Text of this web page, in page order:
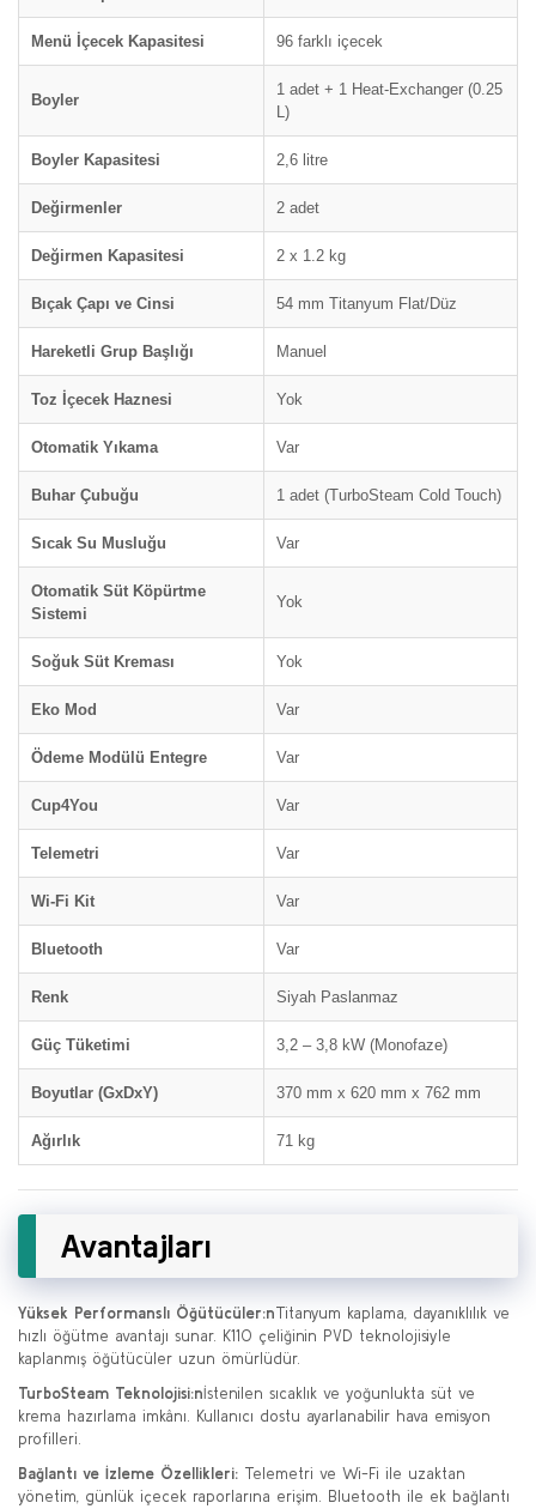
Menü İçecek Kapasitesi 96 farklı içecek
Boyler
1 adet + 1 Heat-Exchanger (0.25
L)
Boyler Kapasitesi 2,6 litre
Değirmenler 2 adet
Değirmen Kapasitesi 2 x 1.2 kg
Bıçak Çapı ve Cinsi 54 mm Titanyum Flat/Düz
Hareketli Grup Başlığı Manuel
Toz İçecek Haznesi Yok
Otomatik Yıkama Var
Buhar Çubuğu 1 adet (TurboSteam Cold Touch)
Sıcak Su Musluğu Var
Otomatik Süt Köpürtme
Sistemi
Yok
Soğuk Süt Kreması Yok
Eko Mod Var
Ödeme Modülü Entegre Var
Cup4You Var
Telemetri Var
Wi-Fi Kit Var
Bluetooth Var
Renk Siyah Paslanmaz
Güç Tüketimi 3,2 – 3,8 kW (Monofaze)
Boyutlar (GxDxY) 370 mm x 620 mm x 762 mm
Ağırlık 71 kg
Avantajları
Yüksek Performanslı Öğütücüler:nTitanyum kaplama, dayanıklılık ve
hızlı öğütme avantajı sunar. K110 çeliğinin PVD teknolojisiyle
kaplanmış öğütücüler uzun ömürlüdür.
TurboSteam Teknolojisi:nİstenilen sıcaklık ve yoğunlukta süt ve
krema hazırlama imkânı. Kullanıcı dostu ayarlanabilir hava emisyon
profilleri.
Bağlantı ve İzleme Özellikleri: Telemetri ve Wi-Fi ile uzaktan
yönetim, günlük içecek raporlarına erişim. Bluetooth ile ek bağlantı